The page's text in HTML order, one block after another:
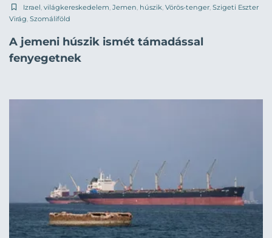
Izrael világkereskedelem Jemen húszik Vörös-tenger Szigeti Eszter
Virág Szomáliföld
A jemeni húszik ismét támadással
fenyegetnek